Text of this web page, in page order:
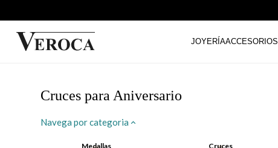
JOYERÍAACCESORIOS
Cruces para Aniversario
Navega por categoria
Medallas Cruces